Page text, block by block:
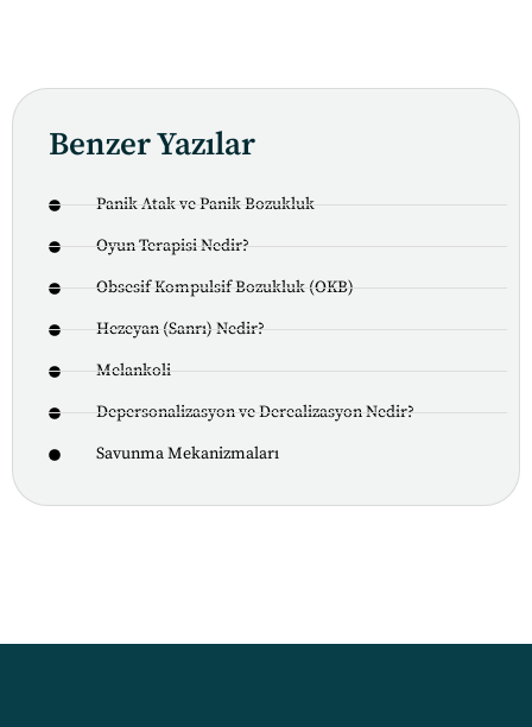
Benzer Yazılar
Panik Atak ve Panik Bozukluk
Oyun Terapisi Nedir?
Obsesif Kompulsif Bozukluk (OKB)
Hezeyan (Sanrı) Nedir?
Melankoli
Depersonalizasyon ve Derealizasyon Nedir?
Savunma Mekanizmaları